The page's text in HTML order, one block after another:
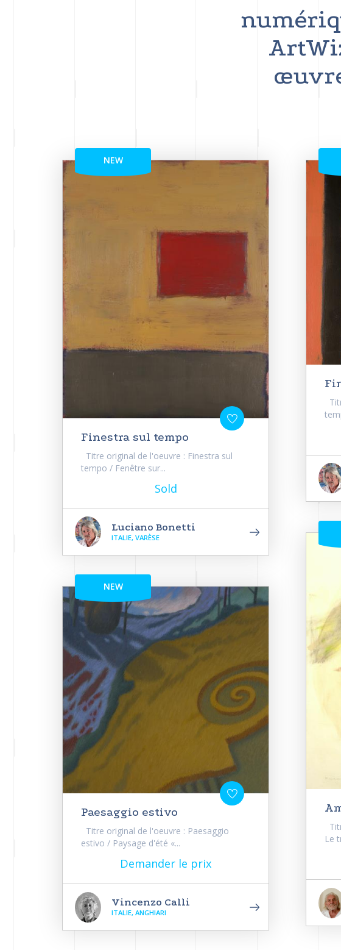
NEW
Finestra sul tempo
Titre original de l'oeuvre : Finestra sul
tempo / Fenêtre sur...
Sold
Luciano Bonetti
ITALIE, VARÈSE
NEW
Paesaggio estivo
Titre original de l'oeuvre : Paesaggio
estivo / Paysage d'été «...
Demander le prix
Vincenzo Calli
ITALIE, ANGHIARI
Le